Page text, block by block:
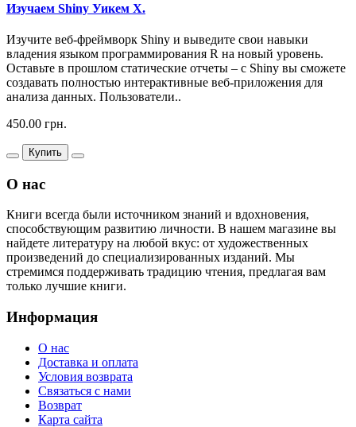
Изучаем Shiny Уикем Х.
Изучите веб-фреймворк Shiny и выведите свои навыки
владения языком программирования R на новый уровень.
Оставьте в прошлом статические отчеты – с Shiny вы сможете
создавать полностью интерактивные веб-приложения для
анализа данных. Пользователи..
450.00 грн.
Купить
О нас
Книги всегда были источником знаний и вдохновения,
способствующим развитию личности. В нашем магазине вы
найдете литературу на любой вкус: от художественных
произведений до специализированных изданий. Мы
стремимся поддерживать традицию чтения, предлагая вам
только лучшие книги.
Информация
О нас
Доставка и оплата
Условия возврата
Связаться с нами
Возврат
Карта сайта